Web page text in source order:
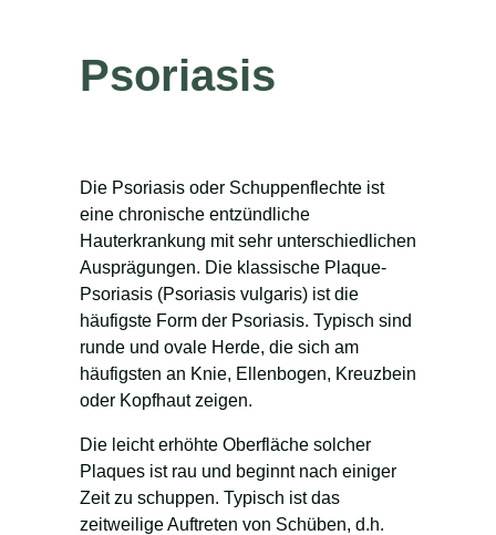
Psoriasis
Die Psoriasis oder Schuppenflechte ist
eine chronische entzündliche
Hauterkrankung mit sehr unterschiedlichen
Ausprägungen. Die klassische Plaque-
Psoriasis (Psoriasis vulgaris) ist die
häufigste Form der Psoriasis. Typisch sind
runde und ovale Herde, die sich am
häufigsten an Knie, Ellenbogen, Kreuzbein
oder Kopfhaut zeigen.
Die leicht erhöhte Oberfläche solcher
Plaques ist rau und beginnt nach einiger
Zeit zu schuppen. Typisch ist das
zeitweilige Auftreten von Schüben, d.h.